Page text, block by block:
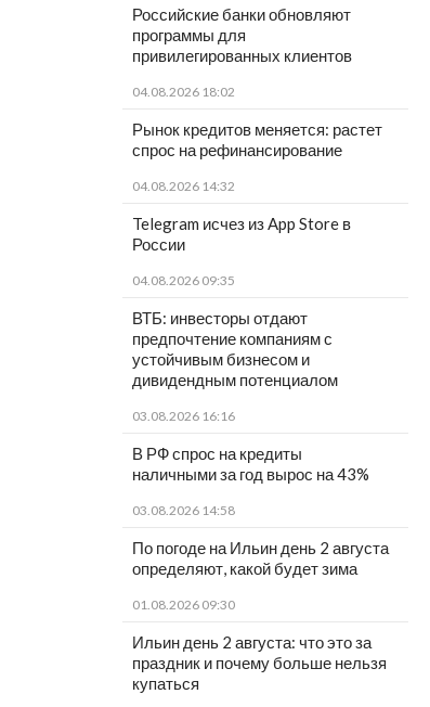
Российские банки обновляют
программы для
привилегированных клиентов
04.08.2026 18:02
Рынок кредитов меняется: растет
спрос на рефинансирование
04.08.2026 14:32
Telegram исчез из App Store в
России
04.08.2026 09:35
ВТБ: инвесторы отдают
предпочтение компаниям с
устойчивым бизнесом и
дивидендным потенциалом
03.08.2026 16:16
В РФ спрос на кредиты
наличными за год вырос на 43%
03.08.2026 14:58
По погоде на Ильин день 2 августа
определяют, какой будет зима
01.08.2026 09:30
Ильин день 2 августа: что это за
праздник и почему больше нельзя
купаться